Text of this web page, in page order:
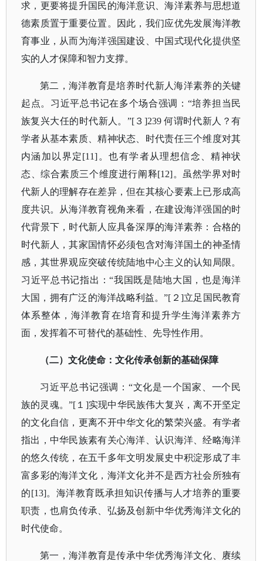
求，更要将提升国民的海洋意识、海洋素养与思想道
德素质置于重要位置。因此，我们应优先发展海洋教
育事业，从而为海洋强国建设、中国式现代化提供坚
实的人才保障和智力支撑。
第二，海洋教育是培养时代新人海洋素养的关键
起点。习近平总书记在多个场合强调： “培养担当民
族复兴大任的时代新人。”[３]239 何谓时代新人？有
学者从基本素质、精神状态、时代责任三个维度对其
内涵加以界定[11]。也有学者从理想信念、精神状
态、综合素质三个维度进行阐释[12]。虽然学界对时
代新人的理解存在差异，但在其核心要素上已形成高
度共识。从海洋教育视角来看，在建设海洋强国的时
代背景下，时代新人应具备深厚的海洋素养：合格的
时代新人，其家国情怀必须包含对海洋国土的神圣情
感，其世界观应突破传统陆地中心主义的认知局限。
习近平总书记指出：“我国既是陆地大国，也是海洋
大国，拥有广泛的海洋战略利益。”[２]立足国民教育
体系整体，海洋教育在培育和提升学生海洋素养方
面，发挥着不可替代的基础性、先导性作用。
（二）文化使命：文化传承创新的基础保障
习近平总书记强调： “文化是一个国家、一个民
族的灵魂。”[１]实现中华民族伟大复兴，离不开坚定
的文化自信，更离不开中华文化的繁荣兴盛。有学者
指出，中华民族素有关心海洋、认识海洋、经略海洋
的悠久传统，在五千多年文明发展史中积淀形成了丰
富多彩的海洋文化，海洋文化并不是西方社会所独有
的[13]。海洋教育既承担知识传播与人才培养的重要
职责，也肩负传承、弘扬及创新中华优秀海洋文化的
时代使命。
第一，海洋教育是传承中华优秀海洋文化、赓续